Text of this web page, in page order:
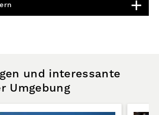
und interessante
Umgebung